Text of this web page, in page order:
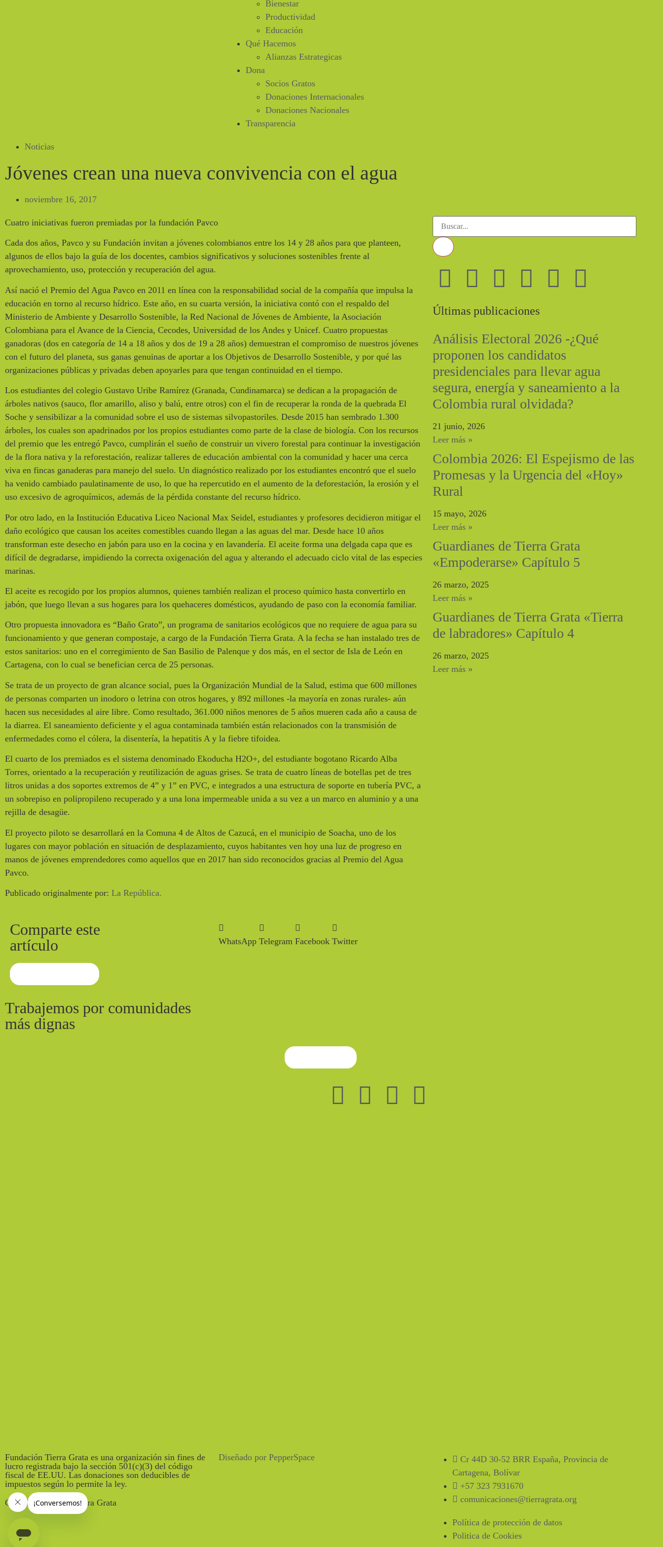
Bienestar
Productividad
Educación
Qué Hacemos
Alianzas Estrategicas
Dona
Socios Gratos
Donaciones Internacionales
Donaciones Nacionales
Transparencia
Noticias
Jóvenes crean una nueva convivencia con el agua
noviembre 16, 2017
Cuatro iniciativas fueron premiadas por la fundación Pavco
Cada dos años, Pavco y su Fundación invitan a jóvenes colombianos entre los 14 y 28 años para que planteen,
algunos de ellos bajo la guía de los docentes, cambios significativos y soluciones sostenibles frente al
aprovechamiento, uso, protección y recuperación del agua.
Así nació el Premio del Agua Pavco en 2011 en línea con la responsabilidad social de la compañía que impulsa la
educación en torno al recurso hídrico. Este año, en su cuarta versión, la iniciativa contó con el respaldo del
Ministerio de Ambiente y Desarrollo Sostenible, la Red Nacional de Jóvenes de Ambiente, la Asociación
Colombiana para el Avance de la Ciencia, Cecodes, Universidad de los Andes y Unicef. Cuatro propuestas
ganadoras (dos en categoría de 14 a 18 años y dos de 19 a 28 años) demuestran el compromiso de nuestros jóvenes
con el futuro del planeta, sus ganas genuinas de aportar a los Objetivos de Desarrollo Sostenible, y por qué las
organizaciones públicas y privadas deben apoyarles para que tengan continuidad en el tiempo.
Los estudiantes del colegio Gustavo Uribe Ramírez (Granada, Cundinamarca) se dedican a la propagación de
árboles nativos (sauco, flor amarillo, aliso y balú, entre otros) con el fin de recuperar la ronda de la quebrada El
Soche y sensibilizar a la comunidad sobre el uso de sistemas silvopastoriles. Desde 2015 han sembrado 1.300
árboles, los cuales son apadrinados por los propios estudiantes como parte de la clase de biología. Con los recursos
del premio que les entregó Pavco, cumplirán el sueño de construir un vivero forestal para continuar la investigación
de la flora nativa y la reforestación, realizar talleres de educación ambiental con la comunidad y hacer una cerca
viva en fincas ganaderas para manejo del suelo. Un diagnóstico realizado por los estudiantes encontró que el suelo
ha venido cambiado paulatinamente de uso, lo que ha repercutido en el aumento de la deforestación, la erosión y el
uso excesivo de agroquímicos, además de la pérdida constante del recurso hídrico.
Por otro lado, en la Institución Educativa Liceo Nacional Max Seidel, estudiantes y profesores decidieron mitigar el
daño ecológico que causan los aceites comestibles cuando llegan a las aguas del mar. Desde hace 10 años
transforman este desecho en jabón para uso en la cocina y en lavandería. El aceite forma una delgada capa que es
difícil de degradarse, impidiendo la correcta oxigenación del agua y alterando el adecuado ciclo vital de las especies
marinas.
El aceite es recogido por los propios alumnos, quienes también realizan el proceso químico hasta convertirlo en
jabón, que luego llevan a sus hogares para los quehaceres domésticos, ayudando de paso con la economía familiar.
Otro propuesta innovadora es “Baño Grato”, un programa de sanitarios ecológicos que no requiere de agua para su
funcionamiento y que generan compostaje, a cargo de la Fundación Tierra Grata. A la fecha se han instalado tres de
estos sanitarios: uno en el corregimiento de San Basilio de Palenque y dos más, en el sector de Isla de León en
Cartagena, con lo cual se benefician cerca de 25 personas.
Se trata de un proyecto de gran alcance social, pues la Organización Mundial de la Salud, estima que 600 millones
de personas comparten un inodoro o letrina con otros hogares, y 892 millones -la mayoría en zonas rurales- aún
hacen sus necesidades al aire libre. Como resultado, 361.000 niños menores de 5 años mueren cada año a causa de
la diarrea. El saneamiento deficiente y el agua contaminada también están relacionados con la transmisión de
enfermedades como el cólera, la disentería, la hepatitis A y la fiebre tifoidea.
El cuarto de los premiados es el sistema denominado Ekoducha H2O+, del estudiante bogotano Ricardo Alba
Torres, orientado a la recuperación y reutilización de aguas grises. Se trata de cuatro líneas de botellas pet de tres
litros unidas a dos soportes extremos de 4” y 1” en PVC, e integrados a una estructura de soporte en tubería PVC, a
un sobrepiso en polipropileno recuperado y a una lona impermeable unida a su vez a un marco en aluminio y a una
rejilla de desagüe.
El proyecto piloto se desarrollará en la Comuna 4 de Altos de Cazucá, en el municipio de Soacha, uno de los
lugares con mayor población en situación de desplazamiento, cuyos habitantes ven hoy una luz de progreso en
manos de jóvenes emprendedores como aquellos que en 2017 han sido reconocidos gracias al Premio del Agua
Pavco.
Publicado originalmente por: La República.
Comparte este
artículo
WhatsApp Telegram Facebook Twitter
Últimas publicaciones
Análisis Electoral 2026 -¿Qué
proponen los candidatos
presidenciales para llevar agua
segura, energía y saneamiento a la
Colombia rural olvidada?
21 junio, 2026
Leer más »
Colombia 2026: El Espejismo de las
Promesas y la Urgencia del «Hoy»
Rural
15 mayo, 2026
Leer más »
Guardianes de Tierra Grata
«Empoderarse» Capítulo 5
26 marzo, 2025
Leer más »
Guardianes de Tierra Grata «Tierra
de labradores» Capítulo 4
26 marzo, 2025
Leer más »
Trabajemos por comunidades
más dignas
Fundación Tierra Grata es una organización sin fines de
lucro registrada bajo la sección 501(c)(3) del código
fiscal de EE.UU. Las donaciones son deducibles de
impuestos según lo permite la ley.
Copyright © 2021 Tierra Grata
Diseñado por PepperSpace
Cr 44D 30-52 BRR España, Provincia de
Cartagena, Bolívar
+57 323 7931670
comunicaciones@tierragrata.org
Política de protección de datos
Politica de Cookies